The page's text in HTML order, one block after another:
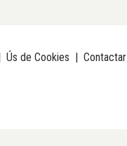
Ús de Cookies | Contactar